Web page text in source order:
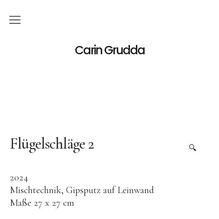
Carin Grudda
Deutsch
Ausstellungen
Werk
🔍
Flügelschläge 2
2024
Mischtechnik, Gipsputz auf Leinwand
Maße 27 x 27 cm